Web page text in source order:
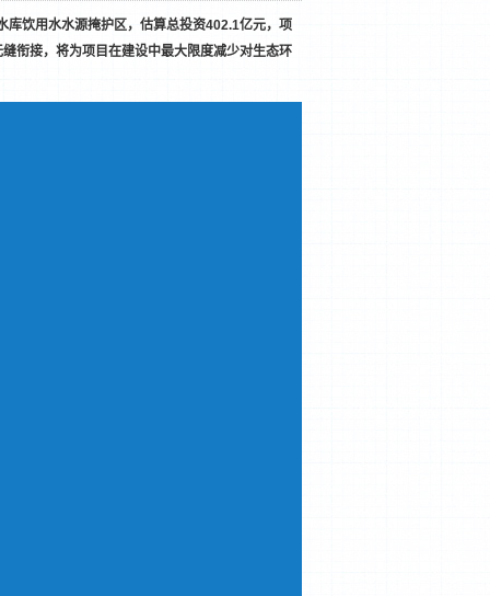
库饮用水水源掩护区，估算总投资402.1亿元，项
衔接，将为项目在建设中最大限度减少对生态环